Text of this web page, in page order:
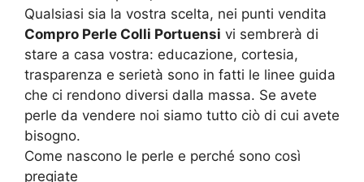
Qualsiasi sia la vostra scelta, nei punti vendita
Compro Perle Colli Portuensi vi sembrerà di
stare a casa vostra: educazione, cortesia,
trasparenza e serietà sono in fatti le linee guida
che ci rendono diversi dalla massa. Se avete
perle da vendere noi siamo tutto ciò di cui avete
bisogno.
Come nascono le perle e perché sono così
pregiate